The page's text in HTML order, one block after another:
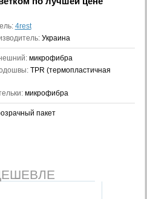
4rest
Украина
микрофибра
TPR (термопластичная
микрофибра
пакет